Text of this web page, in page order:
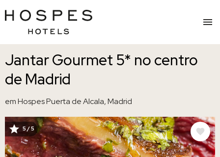
para
conteúdo
Jantar Gourmet 5* no centro
de Madrid
em Hospes Puerta de Alcala, Madrid
IMAGEM
5 / 5